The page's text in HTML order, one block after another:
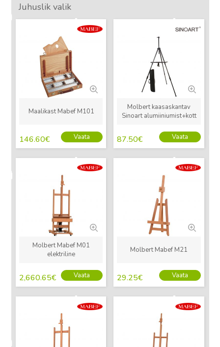
Juhuslik valik
Maalikast Mabef M101
146.60€ Vaata
Molbert kaasaskantav
Sinoart alumiiniumist+kott
87.50€ Vaata
Molbert Mabef M01
elektriline
2,660.65€ Vaata
Molbert Mabef M21
29.25€ Vaata